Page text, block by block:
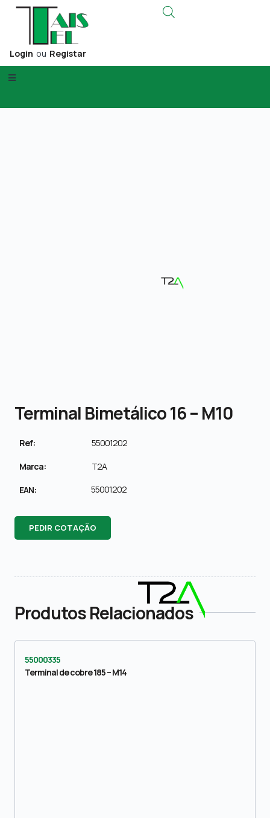
Login ou Registar
Terminal Bimetálico 16 – M10
Ref: 55001202
Marca: T2A
EAN: 55001202
PEDIR COTAÇÃO
Produtos Relacionados
55000335
Terminal de cobre 185 – M14